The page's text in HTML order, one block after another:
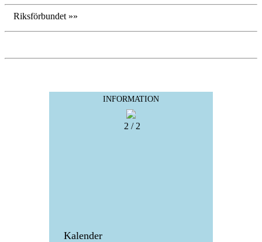
Riksförbundet »»
INFORMATION
2 / 2
Kalender